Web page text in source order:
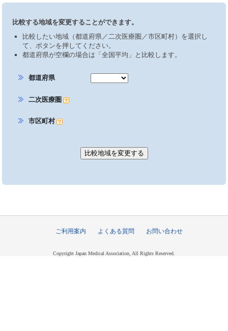
比較する地域を変更することができます。
比較したい地域（都道府県／二次医療圏／市区町村）を選択し
て、ボタンを押してください。
都道府県が空欄の場合は「全国平均」と比較します。
都道府県
二次医療圏
市区町村
ご利用案内 よくある質問 お問い合わせ
Copyright Japan Medical Association, All Rights Reserved.